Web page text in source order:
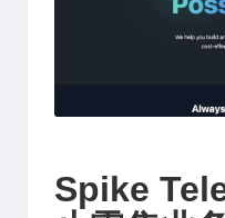
Spike